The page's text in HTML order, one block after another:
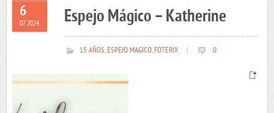
6
07 2024 Espejo Mágico – Katherine
15 AÑOS,ESPEJO MAGICO,FOTERIX 0